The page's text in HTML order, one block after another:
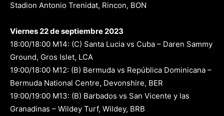
Stadion Antonio Trenidat, Rincon, BON
Viernes 22 de septiembre 2023
18:00/18:00 M14: (C) Santa Lucia vs Cuba – Daren Sammy
Ground, Gros Islet, LCA
19:00/18:00 M12: (B) Bermuda vs República Dominicana –
Bermuda National Centre, Devonshire, BER
19:00/19:00 M13: (B) Barbados vs San Vicente y las
Granadinas – Wildey Turf, Wildey, BRB